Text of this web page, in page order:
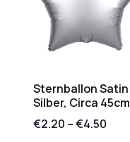
Sternballon Satin
Silber, Circa 45cm
€2.20 –€4.50